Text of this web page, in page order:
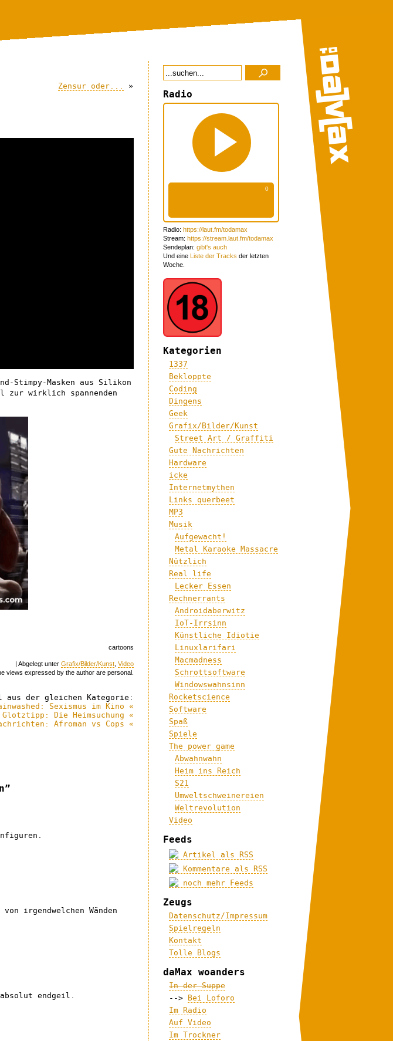
Zensur oder... »
Stimpy-Masken aus Silikon
zur wirklich spannenden
cartoons
| Abgelegt unter Grafix/Bilder/Kunst Video
views expressed by the author are personal.
aus der gleichen Kategorie:
Sexismus im Kino «
Glotztipp: Die Heimsuchung «
Afroman vs Cops «
irgendwelchen Wänden
endgeil.
Radio
Radio: https://laut.fm/todamax
Stream: https://stream.laut.fm/todamax
Sendeplan: gibt's auch
Und eine Liste der Tracks der letzten
Woche.
Kategorien
1337
Bekloppte
Coding
Dingens
Geek
Grafix/Bilder/Kunst
Street Art / Graffiti
Gute Nachrichten
Hardware
icke
Internetmythen
Links querbeet
MP3
Musik
Aufgewacht!
Metal Karaoke Massacre
Nützlich
Real life
Lecker Essen
Rechnerrants
Androidaberwitz
IoT-Irrsinn
Künstliche Idiotie
Linuxlarifari
Macmadness
Schrottsoftware
Windowswahnsinn
Rocketscience
Software
Spaß
Spiele
The power game
Abwahnwahn
Heim ins Reich
S21
Umweltschweinereien
Weltrevolution
Video
Feeds
Artikel als RSS
Kommentare als RSS
noch mehr Feeds
Zeugs
Datenschutz/Impressum
Spielregeln
Kontakt
Tolle Blogs
daMax woanders
In der Suppe
-->
Bei Loforo
Im Radio
Auf Video
Im Trockner